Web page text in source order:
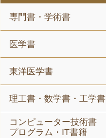
専門書・学術書
医学書
東洋医学書
理工書・数学書・工学書
コンピューター技術書
プログラム・IT書籍